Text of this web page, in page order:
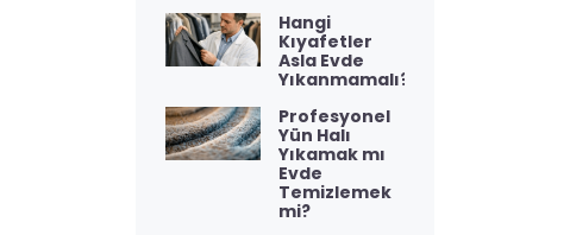
Hangi
Kıyafetler
Asla Evde
Yıkanmamalı?
Profesyonel
Yün Halı
Yıkamak mı
Evde
Temizlemek
mi?